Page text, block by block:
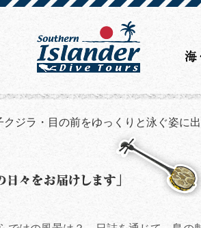
クジラ・目の前をゆっくりと泳ぐ姿に